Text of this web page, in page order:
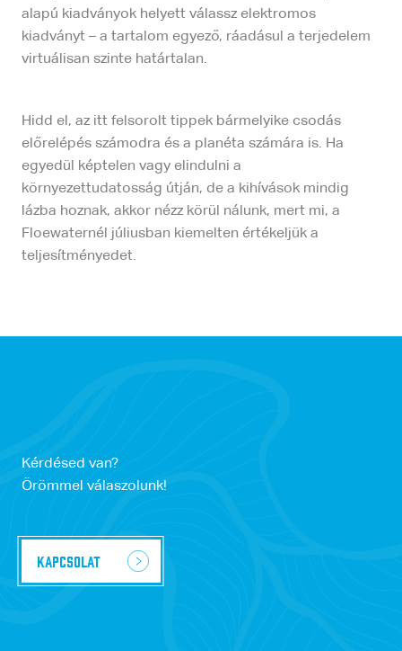
alapú kiadványok helyett válassz elektromos
kiadványt – a tartalom egyező, ráadásul a terjedelem
virtuálisan szinte határtalan.
Hidd el, az itt felsorolt tippek bármelyike csodás
előrelépés számodra és a planéta számára is. Ha
egyedül képtelen vagy elindulni a
környezettudatosság útján, de a kihívások mindig
lázba hoznak, akkor nézz körül nálunk, mert mi, a
Floewaternél júliusban kiemelten értékeljük a
teljesítményedet.
Kérdésed van?
Örömmel válaszolunk!
Kapcsolat